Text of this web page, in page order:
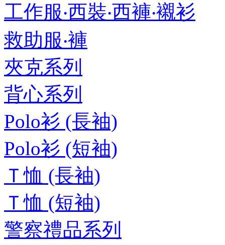
工作服‧西裝‧西褲‧襯衫
救助服‧褲
夾克系列
背心系列
Polo衫 (長袖)
Polo衫 (短袖)
Ｔ恤 (長袖)
Ｔ恤 (短袖)
警察禮品系列